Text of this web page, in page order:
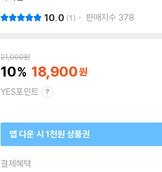
10.0 1 판매지수 378
21,000원
10 18,900
YES포인트
앱 다운 시 1천원 상품권
결제혜택